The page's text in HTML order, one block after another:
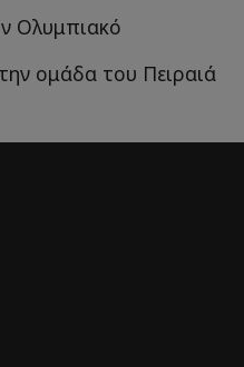
Ολυμπιακό
ομάδα του Πειραιά